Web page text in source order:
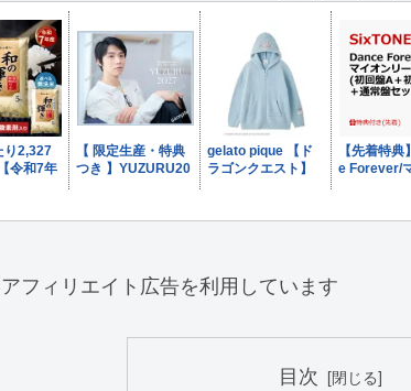
フィリエイト広告を利用しています
目次